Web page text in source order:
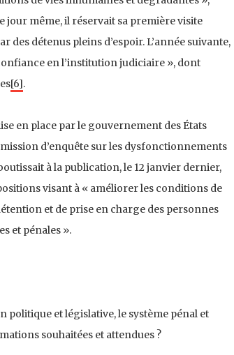
jour même, il réservait sa première visite
des détenus pleins d’espoir. L’année suivante,
en l’institution judiciaire », dont
[6].
en place par le gouvernement des États
d’enquête sur les dysfonctionnements
à la publication, le 12 janvier dernier,
visant à « améliorer les conditions de
et de prise en charge des personnes
et pénales ».
et législative, le système pénal et
souhaitées et attendues ?